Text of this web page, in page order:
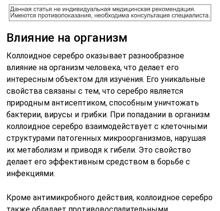
Влияние на организм
Коллоидное серебро оказывает разнообразное
влияние на организм человека, что делает его
интересным объектом для изучения. Его уникальные
свойства связаны с тем, что серебро является
природным антисептиком, способным уничтожать
бактерии, вирусы и грибки. При попадании в организм
коллоидное серебро взаимодействует с клеточными
структурами патогенных микроорганизмов, нарушая
их метаболизм и приводя к гибели. Это свойство
делает его эффективным средством в борьбе с
инфекциями.
Кроме антимикробного действия, коллоидное серебро